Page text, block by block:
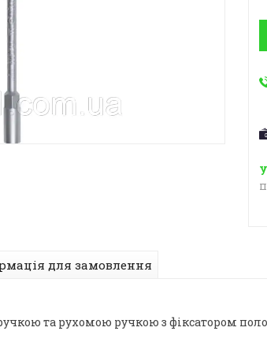
для замовлення
та рухомою ручкою з фіксатором